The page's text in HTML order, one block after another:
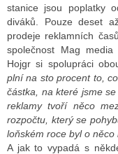
stanice jsou poplatky
diváků. Pouze deset
prodeje reklamních
společnost Mag media
Hojgr si spolupráci
plní na sto procent to,
částka, na které jsme
reklamy tvoří něco
rozpočtu, který se
loňském roce byl o
A jak to vypadá s